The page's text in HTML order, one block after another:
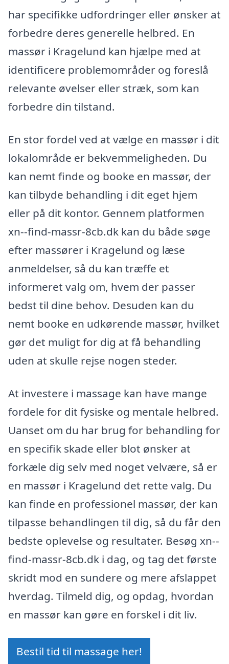
har specifikke udfordringer eller ønsker at
forbedre deres generelle helbred. En
massør i Kragelund kan hjælpe med at
identificere problemområder og foreslå
relevante øvelser eller stræk, som kan
forbedre din tilstand.
En stor fordel ved at vælge en massør i dit
lokalområde er bekvemmeligheden. Du
kan nemt finde og booke en massør, der
kan tilbyde behandling i dit eget hjem
eller på dit kontor. Gennem platformen
xn--find-massr-8cb.dk kan du både søge
efter massører i Kragelund og læse
anmeldelser, så du kan træffe et
informeret valg om, hvem der passer
bedst til dine behov. Desuden kan du
nemt booke en udkørende massør, hvilket
gør det muligt for dig at få behandling
uden at skulle rejse nogen steder.
At investere i massage kan have mange
fordele for dit fysiske og mentale helbred.
Uanset om du har brug for behandling for
en specifik skade eller blot ønsker at
forkæle dig selv med noget velvære, så er
en massør i Kragelund det rette valg. Du
kan finde en professionel massør, der kan
tilpasse behandlingen til dig, så du får den
bedste oplevelse og resultater. Besøg xn--
find-massr-8cb.dk i dag, og tag det første
skridt mod en sundere og mere afslappet
hverdag. Tilmeld dig, og opdag, hvordan
en massør kan gøre en forskel i dit liv.
Bestil tid til massage her!